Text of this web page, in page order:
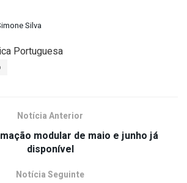
Silva
Portuguesa
Notícia Anterior
modular de maio e junho já
disponível
Notícia Seguinte